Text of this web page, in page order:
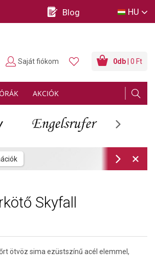
Blog HU
AKCIÓK
0db | 0 Ft
Saját fiókom
Skyfall
ötvöz sima ezüstszínű acél elemmel,